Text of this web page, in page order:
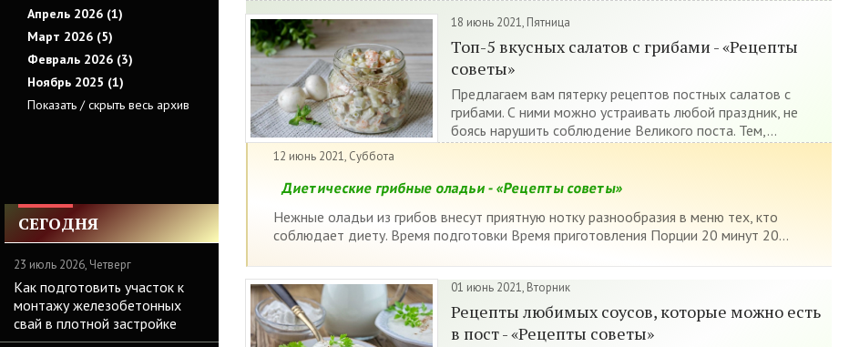
Апрель 2026 (1)
Март 2026 (5)
Февраль 2026 (3)
Ноябрь 2025 (1)
Показать / скрыть весь архив
СЕГОДНЯ
23 июль 2026, Четверг
Как подготовить участок к
монтажу железобетонных
свай в плотной застройке
18 июнь 2021, Пятница
Топ-5 вкусных салатов с грибами - «Рецепты
советы»
Предлагаем вам пятерку рецептов постных салатов с
грибами. С ними можно устраивать любой праздник, не
боясь нарушить соблюдение Великого поста. Тем,...
12 июнь 2021, Суббота
Диетические грибные оладьи - «Рецепты советы»
Нежные оладьи из грибов внесут приятную нотку разнообразия в меню тех, кто
соблюдает диету. Время подготовки Время приготовления Порции 20 минут 20...
01 июнь 2021, Вторник
Рецепты любимых соусов, которые можно есть
в пост - «Рецепты советы»